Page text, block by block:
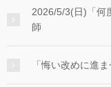
2026/5/3(日)「
師
「悔い改めに進ま